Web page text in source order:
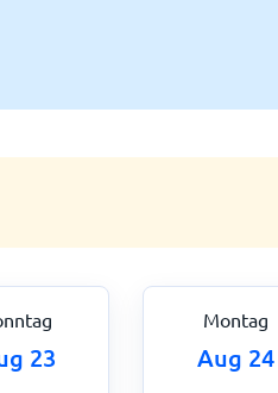
23
Montag
Aug 24